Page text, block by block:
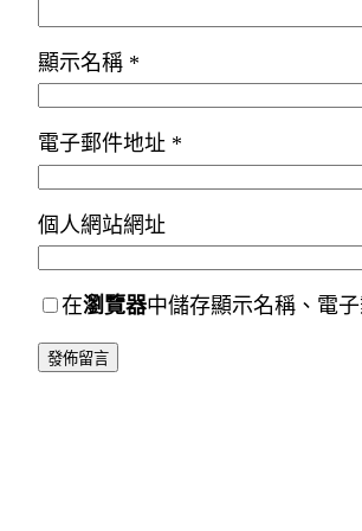
顯示名稱 *
電子郵件地址 *
個人網站網址
在瀏覽器中儲存顯示名稱、電